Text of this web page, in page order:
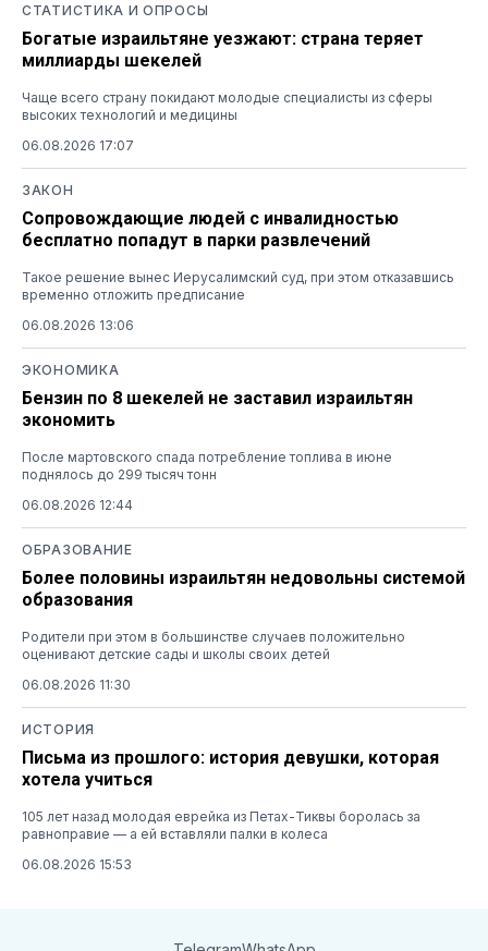
СТАТИСТИКА И ОПРОСЫ
Богатые израильтяне уезжают: страна теряет
миллиарды шекелей
Чаще всего страну покидают молодые специалисты из сферы
высоких технологий и медицины
06.08.2026 17:07
ЗАКОН
Сопровождающие людей с инвалидностью
бесплатно попадут в парки развлечений
Такое решение вынес Иерусалимский суд, при этом отказавшись
временно отложить предписание
06.08.2026 13:06
ЭКОНОМИКА
Бензин по 8 шекелей не заставил израильтян
экономить
После мартовского спада потребление топлива в июне
поднялось до 299 тысяч тонн
06.08.2026 12:44
ОБРАЗОВАНИЕ
Более половины израильтян недовольны системой
образования
Родители при этом в большинстве случаев положительно
оценивают детские сады и школы своих детей
06.08.2026 11:30
ИСТОРИЯ
Письма из прошлого: история девушки, которая
хотела учиться
105 лет назад молодая еврейка из Петах-Тиквы боролась за
равноправие — а ей вставляли палки в колеса
06.08.2026 15:53